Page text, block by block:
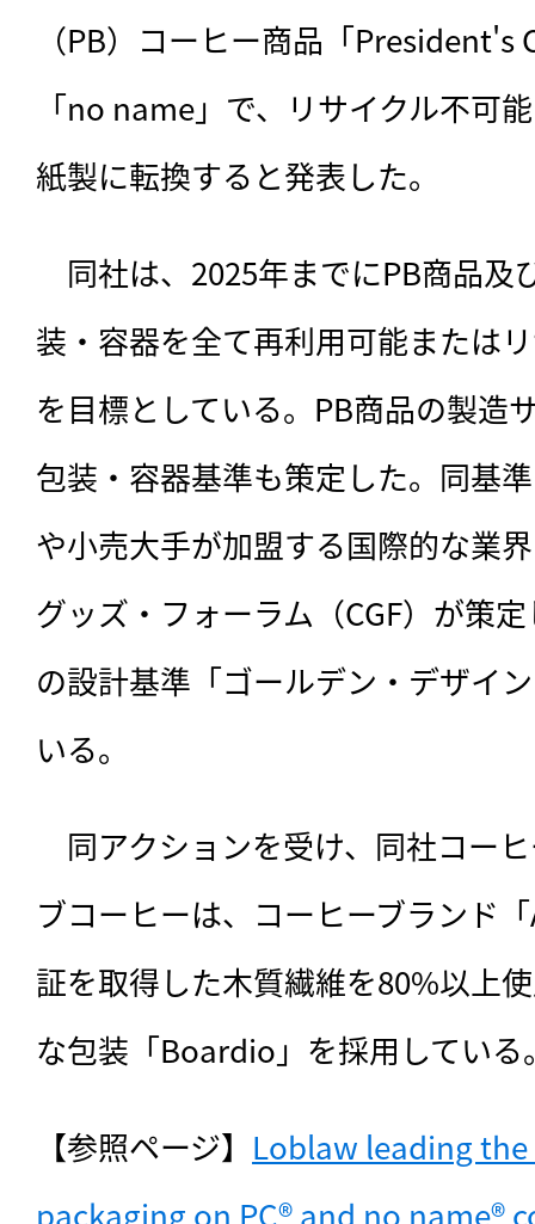
（PB）コーヒー商品「President's
「no name」で、リサイクル不可
紙製に転換すると発表した。
同社は、 2025年までにPB商品及
装・容器を全て再利用可能または
を目標としている。PB商品の製造
包装・容器基準も策定した。同基
や小売大手が加盟する国際的な業
グッズ・フォーラム（CGF）が策
の設計基準「ゴールデン・デザイ
いる。
同アクションを受け、同社コー
ブコーヒーは、コーヒーブランド
証を取得した木質繊維を80%以上
な包装「Boardio」を採用している
【参照ページ】 Loblaw leading
packaging on PC® and no name®